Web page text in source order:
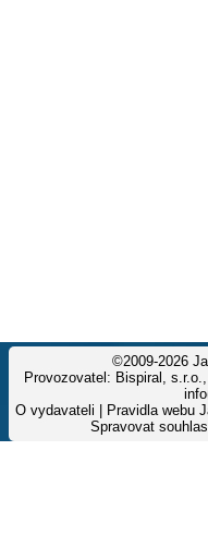
©2009-2026
Provozovatel: Bispiral,
O vydavateli
Pravidla webu
Spravovat